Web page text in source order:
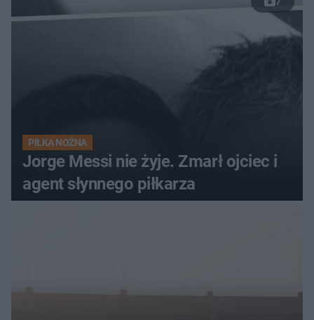
PIŁKA NOŻNA
Jorge Messi nie żyje. Zmarł ojciec i
agent słynnego piłkarza